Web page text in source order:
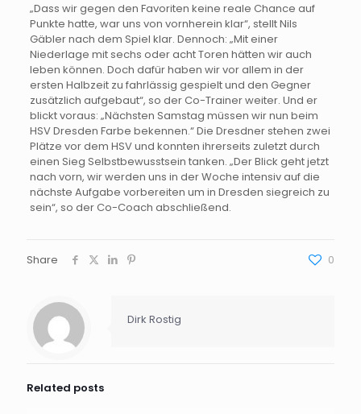
„Dass wir gegen den Favoriten keine reale Chance auf
Punkte hatte, war uns von vornherein klar“, stellt Nils
Gäbler nach dem Spiel klar. Dennoch: „Mit einer
Niederlage mit sechs oder acht Toren hätten wir auch
leben können. Doch dafür haben wir vor allem in der
ersten Halbzeit zu fahrlässig gespielt und den Gegner
zusätzlich aufgebaut“, so der Co-Trainer weiter. Und er
blickt voraus: „Nächsten Samstag müssen wir nun beim
HSV Dresden Farbe bekennen.“ Die Dresdner stehen zwei
Plätze vor dem HSV und konnten ihrerseits zuletzt durch
einen Sieg Selbstbewusstsein tanken. „Der Blick geht jetzt
nach vorn, wir werden uns in der Woche intensiv auf die
nächste Aufgabe vorbereiten um in Dresden siegreich zu
sein“, so der Co-Coach abschließend.
Share 0
Dirk Rostig
Related posts